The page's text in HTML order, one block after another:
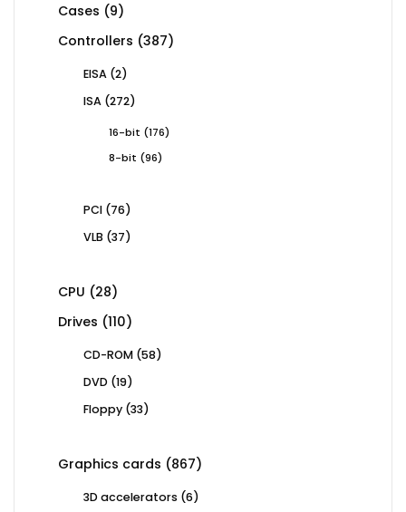
Cases 99
products
Controllers 387387
EISA 22
ISA 272272
16-bit 176176
8-bit
9696
PCI 7676
VLB 3737
CPU 2828
products
Drives 110110
CD-ROM 5858
DVD 1919
Floppy 3333
Graphics cards 867867
3D accelerators 66